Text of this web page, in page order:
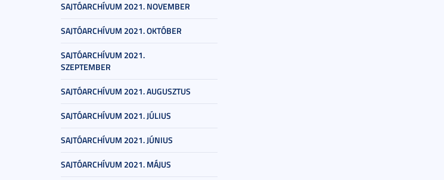
SAJTÓARCHÍVUM 2021. NOVEMBER
SAJTÓARCHÍVUM 2021. OKTÓBER
SAJTÓARCHÍVUM 2021.
SZEPTEMBER
SAJTÓARCHÍVUM 2021. AUGUSZTUS
SAJTÓARCHÍVUM 2021. JÚLIUS
SAJTÓARCHÍVUM 2021. JÚNIUS
SAJTÓARCHÍVUM 2021. MÁJUS